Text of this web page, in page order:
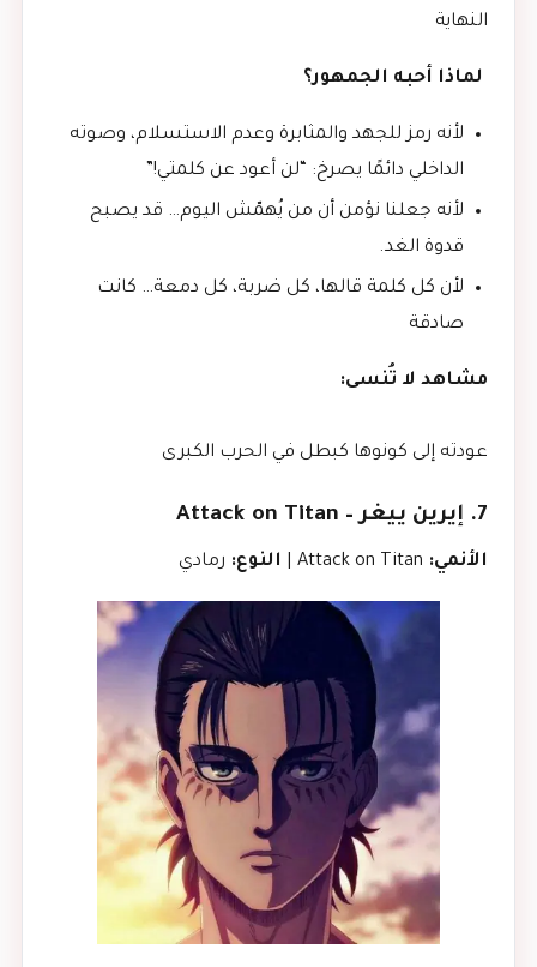
النهاية
لماذا أحبه الجمهور؟
لأنه رمز للجهد والمثابرة وعدم الاستسلام، وصوته
الداخلي دائمًا يصرخ: “لن أعود عن كلمتي!”
لأنه جعلنا نؤمن أن من يُهمّش اليوم… قد يصبح
قدوة الغد.
لأن كل كلمة قالها، كل ضربة، كل دمعة… كانت
صادقة
مشاهد لا تُنسى:
عودته إلى كونوها كبطل في الحرب الكبرى
7. إيرين ييغر – Attack on Titan
الأنمي: النوع: رمادي